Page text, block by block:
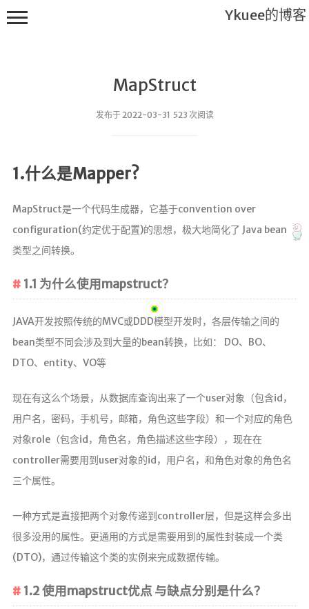
MapStruct
发布于 2022-03-31 523 次阅读
1.什么是Mapper?
MapStruct是一个代码生成器，它基于convention over
configuration(约定优于配置)的思想，极大地简化了 Java bean
类型之间转换。
1.1 为什么使用mapstruct？
JAVA开发按照传统的MVC或DDD模型开发时，各层传输之间的
bean类型不同会涉及到大量的bean转换，比如： DO、BO、
DTO、entity、VO等
现在有这么个场景，从数据库查询出来了一个user对象（包含id，
用户名，密码，手机号，邮箱，角色这些字段）和一个对应的角色
对象role（包含id，角色名，角色描述这些字段），现在在
controller需要用到user对象的id，用户名，和角色对象的角色名
三个属性。
一种方式是直接把两个对象传递到controller层，但是这样会多出
很多没用的属性。更通用的方式是需要用到的属性封装成一个类
(DTO)，通过传输这个类的实例来完成数据传输。
1.2 使用mapstruct优点 与缺点分别是什么？
Ykuee的博客
搬砖工
码农
不知所谓
说说
务
redis命令
每日新闻
数据结构可视化
口红可视化